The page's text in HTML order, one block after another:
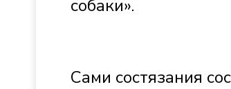
собаки».
Сами состязания